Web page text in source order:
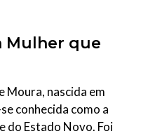
Mulher que
Moura, nascida em
conhecida como a
do Estado Novo. Foi